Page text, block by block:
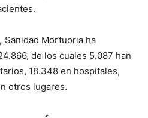
Sanidad Mortuoria ha
de los cuales 5.087 han
18.348 en hospitales,
otros lugares.